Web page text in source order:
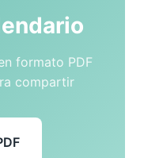
formato PDF
compartir